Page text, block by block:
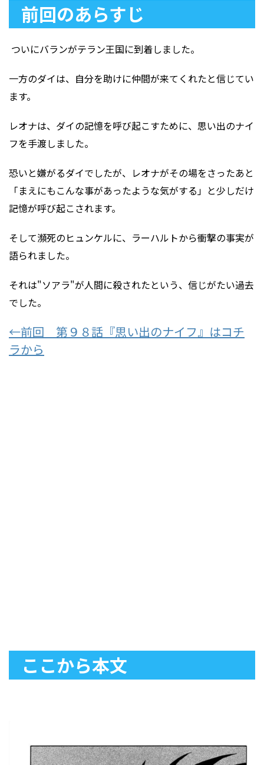
前回のあらすじ
ついにバランがテラン王国に到着しました。
一方のダイは、自分を助けに仲間が来てくれたと信じてい
ます。
レオナは、ダイの記憶を呼び起こすために、思い出のナイ
フを手渡しました。
恐いと嫌がるダイでしたが、レオナがその場をさったあと
「まえにもこんな事があったような気がする」と少しだけ
記憶が呼び起こされます。
そして瀕死のヒュンケルに、ラーハルトから衝撃の事実が
語られました。
それは"ソアラ"が人間に殺されたという、信じがたい過去
でした。
←前回 第９８話『思い出のナイフ』はコチ
ラから
ここから本文